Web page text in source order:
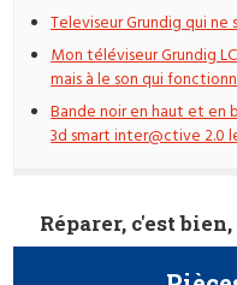
Televiseur Grundig qui ne
Mon téléviseur Grundig
mais à le son qui
Bande noir en haut et en
3d smart inter@ctive 2.0
Réparer, c'est